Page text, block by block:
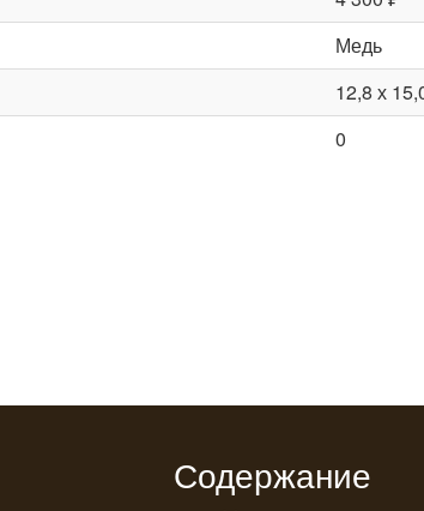
Медь
12,8 х
0
Содержание